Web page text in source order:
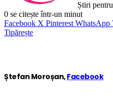
Știri
0 se citește într-un minut
Facebook X Pinterest WhatsApp
Tipărește
Ștefan Moroșan,Facebook